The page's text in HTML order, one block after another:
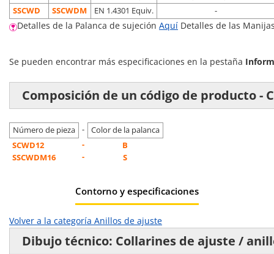
SSCWD SSCWDM EN 1.4301 Equiv. -
Detalles de la Palanca de sujeción Aquí Detalles de las
Se pueden encontrar más especificaciones en la pestaña
Composición de un código de producto -
Número de pieza -
Color de la palanca
SCWD12
SSCWDM16
-
-
B
S
Contorno y especificaciones
Volver a la categoría Anillos de ajuste
Dibujo técnico: Collarines de ajuste /